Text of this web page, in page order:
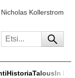
Nicholas Kollerstrom
HistoriaTalousIn